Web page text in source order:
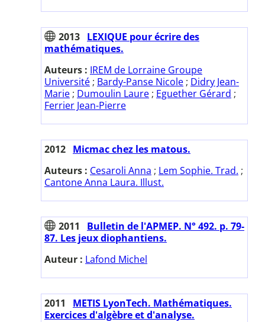
2013 LEXIQUE pour écrire des
mathématiques.
Auteurs : IREM de Lorraine Groupe
Université ; Bardy-Panse Nicole ; Didry Jean-
Marie ; Dumoulin Laure ; Eguether Gérard ;
Ferrier Jean-Pierre
2012 Micmac chez les matous.
Auteurs : Cesaroli Anna ; Lem Sophie. Trad. ;
Cantone Anna Laura. Illust.
2011
Bulletin de l'APMEP. N° 492. p. 79-
87. Les jeux diophantiens.
Auteur : Lafond Michel
2011
METIS LyonTech. Mathématiques.
Exercices d'algèbre et d'analyse.